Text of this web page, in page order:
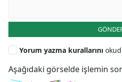
Yorum yazma kurallarını
Aşağıdaki görselde işlemin